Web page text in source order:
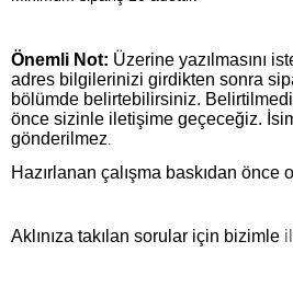
Önemli Not: Üzerine yazılmasını
adres bilgilerinizi girdikten sonra
bölümde belirtebilirsiniz.
önce sizinle iletişime geçeceğiz.
gönderilmez
Hazırlanan çalışma baskıdan önce
Aklınıza takılan sorular için bizimle